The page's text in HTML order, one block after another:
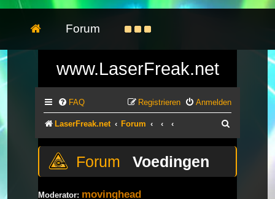
Forum
www.LaserFreak.net
FAQ Anmelden
Registrieren
LaserFreak.net Forum
Voedingen
Moderator: movinghead